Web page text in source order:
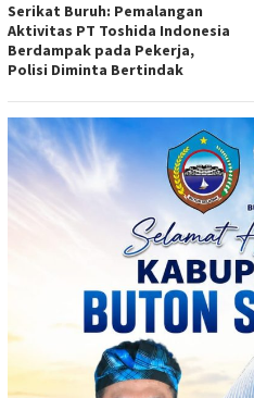
Serikat Buruh: Pemalangan
Aktivitas PT Toshida Indonesia
Berdampak pada Pekerja,
Polisi Diminta Bertindak